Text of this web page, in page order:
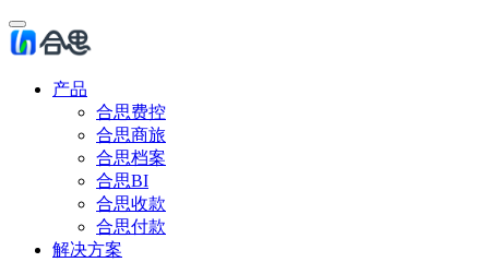
产品
合思费控
合思商旅
合思档案
合思BI
合思收款
合思付款
解决方案